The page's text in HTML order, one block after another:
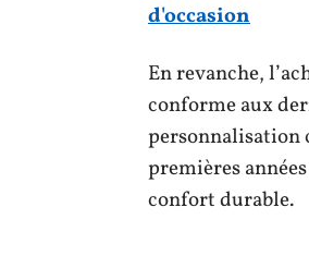
d'occasion
En revanche,
conforme aux
personnalisation
premières
confort durable.